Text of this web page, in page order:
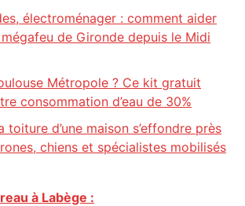
électroménager : comment aider
de Gironde depuis le Midi
Métropole ? Ce kit gratuit
consommation d’eau de 30%
toiture d’une maison s’effondre près
chiens et spécialistes mobilisés
à Labège :